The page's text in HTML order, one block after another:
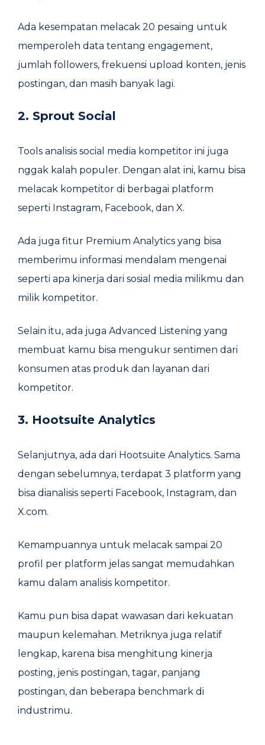
Ada kesempatan melacak 20 pesaing untuk
memperoleh data tentang engagement,
jumlah followers, frekuensi upload konten, jenis
postingan, dan masih banyak lagi.
2. Sprout Social
Tools analisis social media kompetitor ini juga
nggak kalah populer. Dengan alat ini, kamu bisa
melacak kompetitor di berbagai platform
seperti Instagram, Facebook, dan X.
Ada juga fitur Premium Analytics yang bisa
memberimu informasi mendalam mengenai
seperti apa kinerja dari sosial media milikmu dan
milik kompetitor.
Selain itu, ada juga Advanced Listening yang
membuat kamu bisa mengukur sentimen dari
konsumen atas produk dan layanan dari
kompetitor.
3. Hootsuite Analytics
Selanjutnya, ada dari Hootsuite Analytics. Sama
dengan sebelumnya, terdapat 3 platform yang
bisa dianalisis seperti Facebook, Instagram, dan
X.com.
Kemampuannya untuk melacak sampai 20
profil per platform jelas sangat memudahkan
kamu dalam analisis kompetitor.
Kamu pun bisa dapat wawasan dari kekuatan
maupun kelemahan. Metriknya juga relatif
lengkap, karena bisa menghitung kinerja
posting, jenis postingan, tagar, panjang
postingan, dan beberapa benchmark di
industrimu.